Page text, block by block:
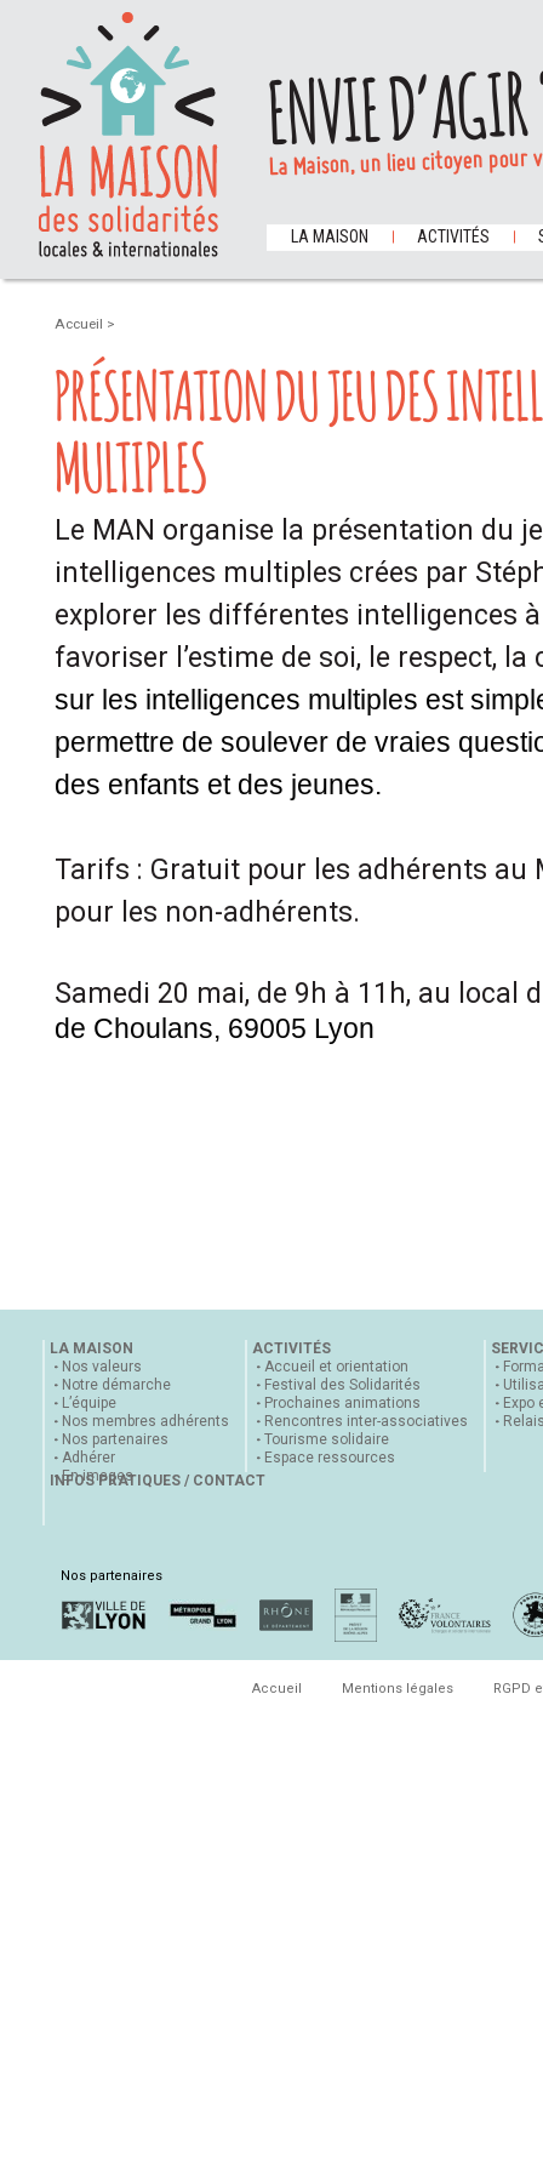
ENVIE
La Maison, un lieu citoyen
LA MAISON ACTIVITÉS
Accueil >
PRÉSENTATION DU JEU DES
MULTIPLES
Le MAN organise la présentation du
intelligences multiples crées par
explorer les différentes intelligences
favoriser l’estime de soi, le respect,
sur les intelligences multiples est
permettre de soulever de vraies
des enfants et des jeunes.
Tarifs : Gratuit pour les adhérents au
pour les non-adhérents.
Samedi 20 mai, de 9h à 11h, au local
de Choulans, 69005 Lyon
LA MAISON
Nos valeurs
Notre démarche
L’équipe
Nos membres adhérents
Nos partenaires
Adhérer
En images
ACTIVITÉS
Accueil et orientation
Festival des Solidarités
Prochaines animations
Rencontres inter-associatives
Tourisme solidaire
Espace ressources
Expo
INFOS PRATIQUES / CONTACT
Nos partenaires
Accueil Mentions légales RGPD